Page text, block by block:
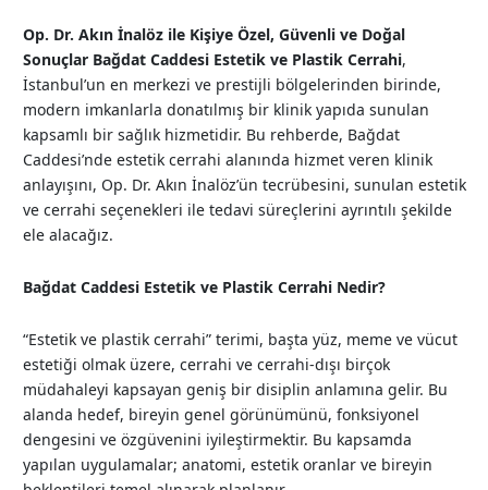
Op. Dr. Akın İnalöz ile Kişiye Özel, Güvenli ve Doğal
Sonuçlar Bağdat Caddesi Estetik ve Plastik Cerrahi,
İstanbul’un en merkezi ve prestijli bölgelerinden birinde,
modern imkanlarla donatılmış bir klinik yapıda sunulan
kapsamlı bir sağlık hizmetidir. Bu rehberde, Bağdat
Caddesi’nde estetik cerrahi alanında hizmet veren klinik
anlayışını, Op. Dr. Akın İnalöz’ün tecrübesini, sunulan estetik
ve cerrahi seçenekleri ile tedavi süreçlerini ayrıntılı şekilde
ele alacağız.
Bağdat Caddesi Estetik ve Plastik Cerrahi Nedir?
“Estetik ve plastik cerrahi” terimi, başta yüz, meme ve vücut
estetiği olmak üzere, cerrahi ve cerrahi-dışı birçok
müdahaleyi kapsayan geniş bir disiplin anlamına gelir. Bu
alanda hedef, bireyin genel görünümünü, fonksiyonel
dengesini ve özgüvenini iyileştirmektir. Bu kapsamda
yapılan uygulamalar; anatomi, estetik oranlar ve bireyin